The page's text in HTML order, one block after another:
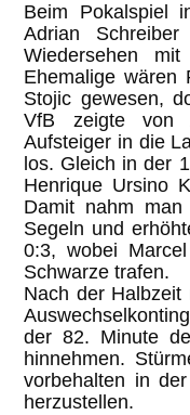
Beim Pokalspiel
Adrian
Wiedersehen
Ehemalige wären
Stojic gewesen,
VfB zeigte von
Aufsteiger in die
los. Gleich in der
Henrique Ursino
Damit nahm
Segeln und
0:3, wobei
Schwarze trafen.
Nach der Halbzeit
der 82. Minute
hinnehmen.
vorbehalten in
herzustellen.